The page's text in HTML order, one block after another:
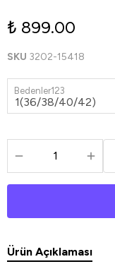
₺ 899.00
SKU 3202-15418
Bedenler123
Ürün Açıklaması